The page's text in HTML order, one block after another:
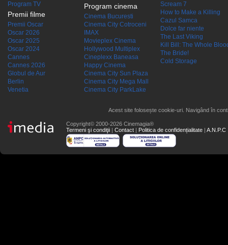
Program TV
Premii filme
Premii Oscar
Oscar 2026
Oscar 2025
Oscar 2024
Cannes
Cannes 2026
Globul de Aur
Berlin
Venetia
Program cinema
Cinema Bucuresti
Cinema City Cotroceni
IMAX
Movieplex Cinema
Hollywood Multiplex
Cineplexx Baneasa
Happy Cinema
Cinema City Sun Plaza
Cinema City Mega Mall
Cinema City ParkLake
Scream 7
How to Make a Killing
Cazul Samca
Dolce far niente
The Last Viking
Kill Bill: The Whole
The Bride!
Cold Storage
Acest site folosește cookie-uri. Navigând în
Copyright© 2000-2026 Cinemagia®
Termeni şi condiţii | Contact | Politica de confidențialitate | A.N.P.C